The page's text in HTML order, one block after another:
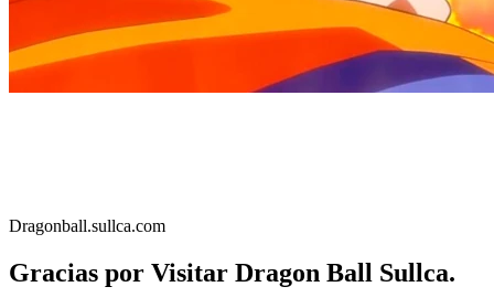
Dragonball.sullca.com
Gracias por Visitar Dragon Ball Sullca.